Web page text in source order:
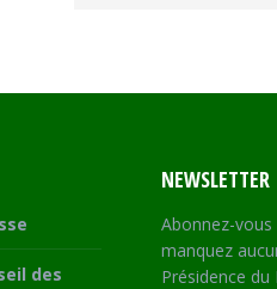
des
NEWSLETTER
Abonnez-
manquez
Présidence du